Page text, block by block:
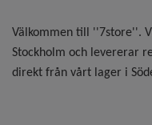
Välkommen till ''7store''.
Stockholm och levererar
direkt från vårt lager i